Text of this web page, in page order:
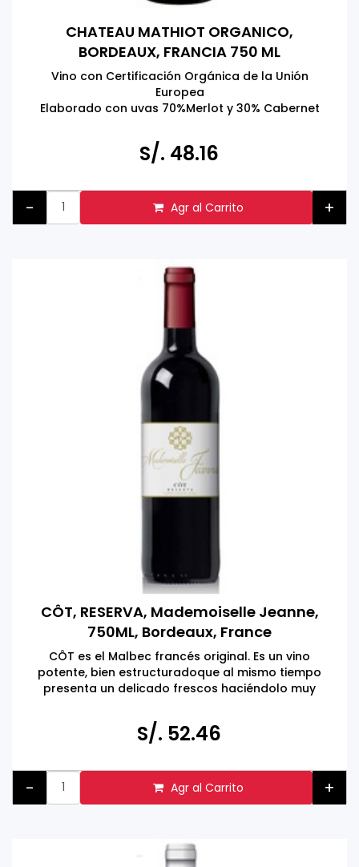
CHATEAU MATHIOT ORGANICO,
BORDEAUX, FRANCIA 750 ML
Vino con Certificación Orgánica de la Unión
Europea
Elaborado con uvas 70%Merlot y 30% Cabernet
S/. 48.16
- Agr al Carrito +
CÔT, RESERVA, Mademoiselle Jeanne,
750ML, Bordeaux, France
CÔT es el Malbec francés original. Es un vino
potente, bien estructuradoque al mismo tiempo
presenta un delicado frescos haciéndolo muy
S/. 52.46
- Agr al Carrito +